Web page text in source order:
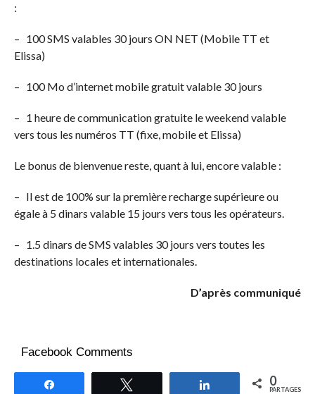
:
– 100 SMS valables 30 jours ON NET (Mobile TT et
Elissa)
– 100 Mo d’internet mobile gratuit valable 30 jours
– 1 heure de communication gratuite le weekend valable
vers tous les numéros TT (fixe, mobile et Elissa)
Le bonus de bienvenue reste, quant à lui, encore valable :
– Il est de 100% sur la première recharge supérieure ou
égale à 5 dinars valable 15 jours vers tous les opérateurs.
– 1.5 dinars de SMS valables 30 jours vers toutes les
destinations locales et internationales.
D’après communiqué
Facebook Comments
Partagez 0
PARTAGES